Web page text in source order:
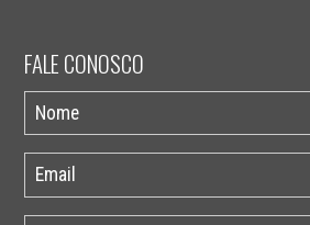
FALE CONOSCO